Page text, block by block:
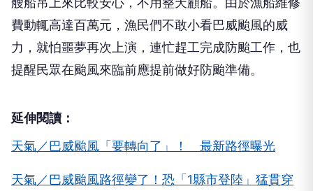
費動輒高達百萬元，漁民們不敢小看巴威颱風的威
力，就怕噩夢再次上演，連忙趕工完成防颱工作，也
提醒民眾在颱風來臨前應提前做好防颱準備。
延伸閱讀：
天氣／巴威颱風「要轉向了」！ 最新路徑曝光
天氣／巴威颱風路徑變了！恐「1縣市登陸」猛貫穿